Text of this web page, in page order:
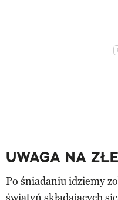
UWAGA NA
Po śniadaniu idziemy